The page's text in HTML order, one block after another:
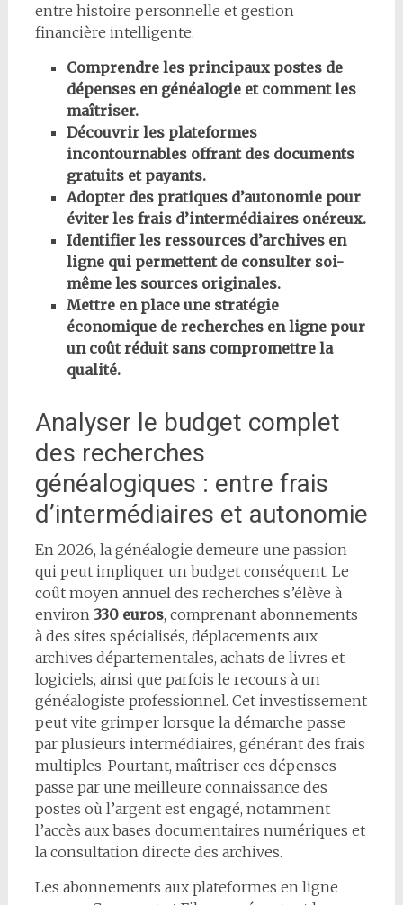
entre histoire personnelle et gestion
financière intelligente.
Comprendre les principaux postes de
dépenses en généalogie et comment les
maîtriser.
Découvrir les plateformes
incontournables offrant des documents
gratuits et payants.
Adopter des pratiques d’autonomie pour
éviter les frais d’intermédiaires onéreux.
Identifier les ressources d’archives en
ligne qui permettent de consulter soi-
même les sources originales.
Mettre en place une stratégie
économique de recherches en ligne pour
un coût réduit sans compromettre la
qualité.
Analyser le budget complet
des recherches
généalogiques : entre frais
d’intermédiaires et autonomie
En 2026, la généalogie demeure une passion
qui peut impliquer un budget conséquent. Le
coût moyen annuel des recherches s’élève à
environ 330 euros, comprenant abonnements
à des sites spécialisés, déplacements aux
archives départementales, achats de livres et
logiciels, ainsi que parfois le recours à un
généalogiste professionnel. Cet investissement
peut vite grimper lorsque la démarche passe
par plusieurs intermédiaires, générant des frais
multiples. Pourtant, maîtriser ces dépenses
passe par une meilleure connaissance des
postes où l’argent est engagé, notamment
l’accès aux bases documentaires numériques et
la consultation directe des archives.
Les abonnements aux plateformes en ligne